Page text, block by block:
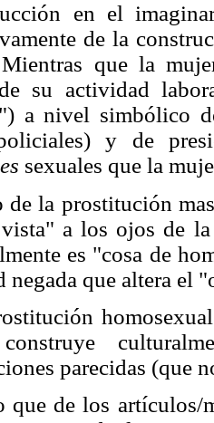
en el
de la
que la
su actividad
a nivel simbólico
y de
sexuales que la
de la prostitución
a los ojos de
es "cosa de
negada que altera el
parecidas (que
que de los artículos/